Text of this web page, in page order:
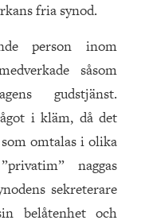
fria synod.
person inom
såsom
gudstjänst.
i kläm, då det
omtalas i olika
naggas
sekreterare
belåtenhet och